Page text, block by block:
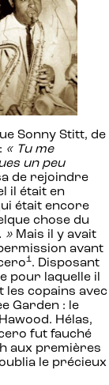
Sonny Stitt, de
« Tu me
un peu
de rejoindre
il était en
était encore
chose du
» Mais il y avait
avant
1. Disposant
pour laquelle il
les copains avec
Garden : le
Hélas,
fut fauché
aux premières
le précieux